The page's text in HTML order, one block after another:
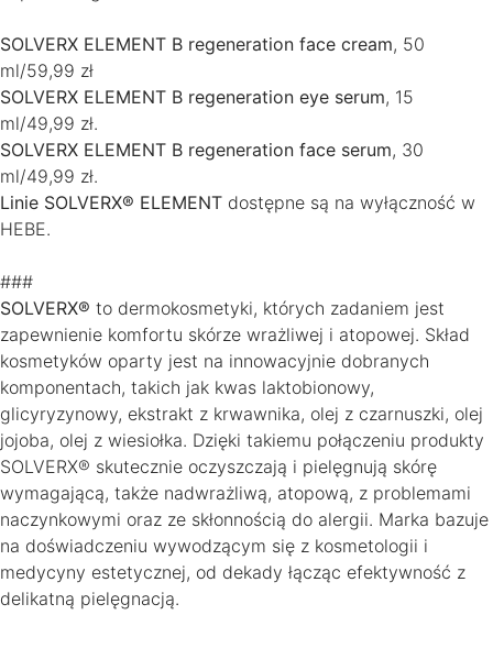
SOLVERX ELEMENT B regeneration face cream, 50
ml/59,99 zł
SOLVERX ELEMENT B regeneration eye serum, 15
ml/49,99 zł.
SOLVERX ELEMENT B regeneration face serum, 30
ml/49,99 zł.
Linie SOLVERX® ELEMENT dostępne są na wyłączność w
HEBE.
###
SOLVERX® to dermokosmetyki, których zadaniem jest
zapewnienie komfortu skórze wrażliwej i atopowej. Skład
kosmetyków oparty jest na innowacyjnie dobranych
komponentach, takich jak kwas laktobionowy,
glicyryzynowy, ekstrakt z krwawnika, olej z czarnuszki, olej
jojoba, olej z wiesiołka. Dzięki takiemu połączeniu produkty
SOLVERX® skutecznie oczyszczają i pielęgnują skórę
wymagającą, także nadwrażliwą, atopową, z problemami
naczynkowymi oraz ze skłonnością do alergii. Marka bazuje
na doświadczeniu wywodzącym się z kosmetologii i
medycyny estetycznej, od dekady łącząc efektywność z
delikatną pielęgnacją.